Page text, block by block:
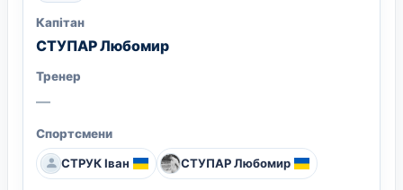
Капітан
СТУПАР Любомир
Тренер
—
Спортсмени
СТРУК Іван СТУПАР Любомир